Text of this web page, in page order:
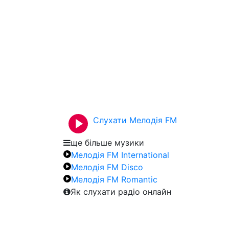
Слухати Мелодія FM
ще більше музики
Мелодія FM International
Мелодія FM Disco
Мелодія FM Romantic
Як слухати радіо онлайн